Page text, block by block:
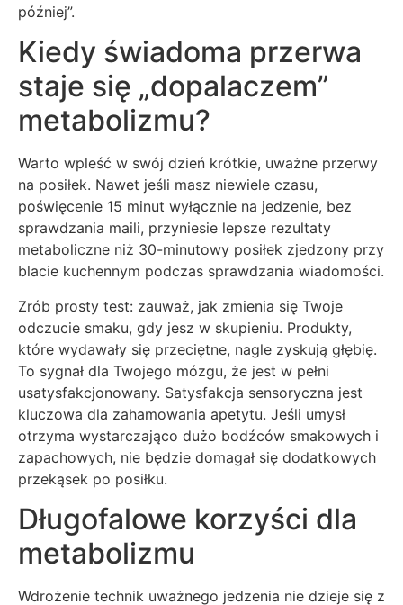
później”.
Kiedy świadoma przerwa
staje się „dopalaczem”
metabolizmu?
Warto wpleść w swój dzień krótkie, uważne przerwy
na posiłek. Nawet jeśli masz niewiele czasu,
poświęcenie 15 minut wyłącznie na jedzenie, bez
sprawdzania maili, przyniesie lepsze rezultaty
metaboliczne niż 30-minutowy posiłek zjedzony przy
blacie kuchennym podczas sprawdzania wiadomości.
Zrób prosty test: zauważ, jak zmienia się Twoje
odczucie smaku, gdy jesz w skupieniu. Produkty,
które wydawały się przeciętne, nagle zyskują głębię.
To sygnał dla Twojego mózgu, że jest w pełni
usatysfakcjonowany. Satysfakcja sensoryczna jest
kluczowa dla zahamowania apetytu. Jeśli umysł
otrzyma wystarczająco dużo bodźców smakowych i
zapachowych, nie będzie domagał się dodatkowych
przekąsek po posiłku.
Długofalowe korzyści dla
metabolizmu
Wdrożenie technik uważnego jedzenia nie dzieje się z